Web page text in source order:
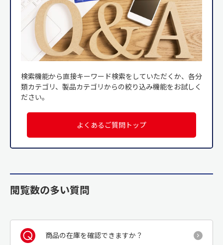
検索機能から直接キーワード検索をしていただくか、各分
類カテゴリ、製品カテゴリからの絞り込み機能をお試しく
ださい。
よくあるご質問トップ
閲覧数の多い質問
商品の在庫を確認できますか？